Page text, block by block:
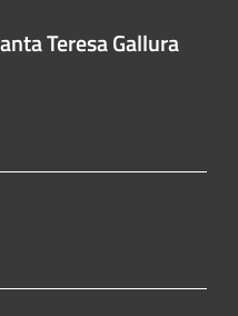
Teresa Gallura